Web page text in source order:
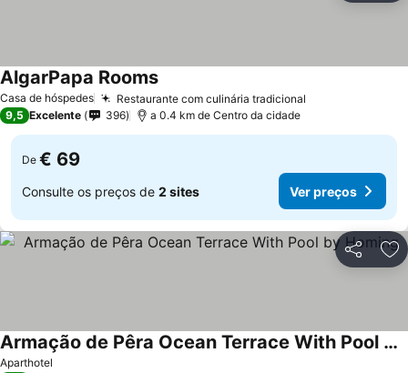
Casa de hóspedes Restaurante com culinária tradicional
AlgarPapa Rooms
9,5 Excelente 396 a 0.4 km de Centro da cidade
De € 69
Consulte os preços de 2 sites Ver preços
Partilhar
Aparthotel
Armação de Pêra Ocean Terrace With Pool by Homing